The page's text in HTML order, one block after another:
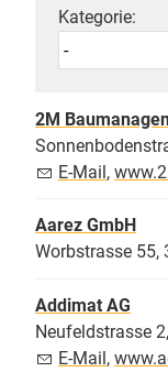
Kategorie:
2M
E-Mail ,
Aarez GmbH
Worbstrasse 55,
Addimat AG
Neufeldstrasse
E-Mail,